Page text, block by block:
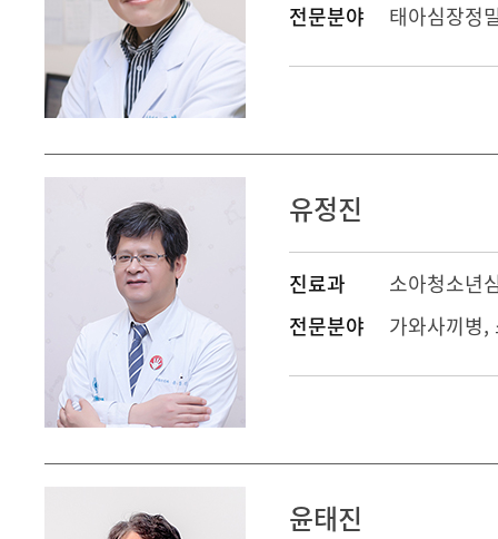
전문분야
태아심장정
유정진
진료과
소아청소년
전문분야
가와사끼병,
윤태진